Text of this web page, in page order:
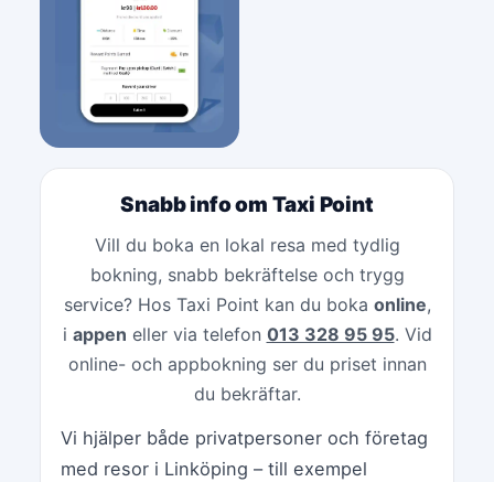
Snabb info om Taxi Point
Vill du boka en lokal resa med tydlig
bokning, snabb bekräftelse och trygg
service? Hos Taxi Point kan du boka online,
i appen eller via telefon 013 328 95 95. Vid
online- och appbokning ser du priset innan
du bekräftar.
Vi hjälper både privatpersoner och företag
med resor i Linköping – till exempel